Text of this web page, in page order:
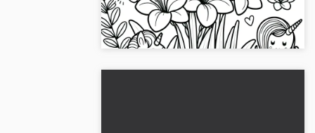
Lataa luova värityskuva ilmaiseksi ja
aloita taideprojektisi....